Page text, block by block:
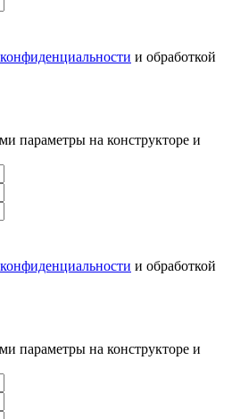
и обработкой
параметры на конструкторе и
и обработкой
параметры на конструкторе и